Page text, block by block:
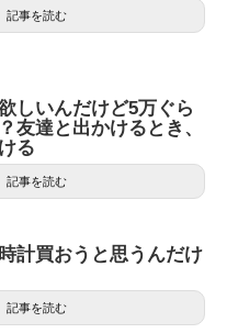
記事を読む
しいんだけど5万ぐら
友達と出かけるとき、
る
記事を読む
計買おうと思うんだけ
記事を読む